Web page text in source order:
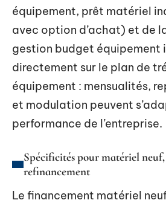
équipement, prêt matériel
avec option d’achat) et de
gestion budget équipement
directement sur le plan de
équipement : mensualités,
et modulation peuvent
performance de l’entreprise.
Spécificités pour matériel neuf,
refinancement
Le financement matériel